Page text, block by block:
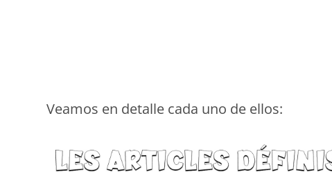
Veamos en detalle cada uno de ellos: